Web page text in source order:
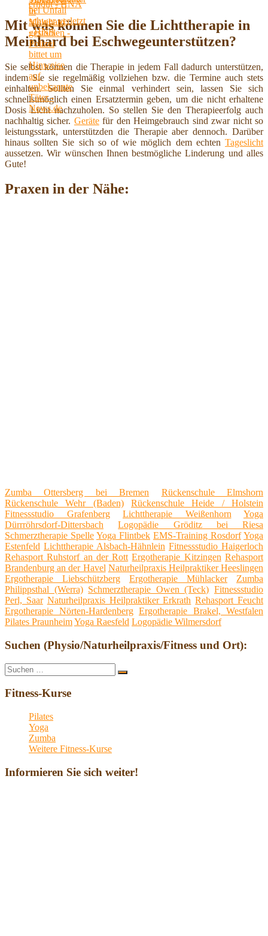
Mit was können Sie die Lichttherapie in
Meinhard bei Eschwegeunterstützen?
Sie selbst können die Therapie in jedem Fall dadurch unterstützen,
indem Sie sie regelmäßig vollziehen bzw. die Termine auch stets
einhalten. Sollten Sie einmal verhindert sein, lassen Sie sich
schnellstmöglich einen Ersatztermin geben, um die nicht erhaltene
Dosis Licht nachzuholen. So stellen Sie den Therapieerfolg auch
nachhaltig sicher. Gerätefür den Heimgebrauch sind zwar nicht so
leistungsstark, unterstützden die Therapie aber dennoch. Darüber
hinaus sollten Sie sich so of wie möglich dem echten Tageslicht
aussetzen. Wir wünschen Ihnen bestmögliche Linderung und alles
Gute!
Praxen in der Nähe:
Zumba Ottersberg bei Bremen
Rückenschule Elmshorn
Rückenschule Wehr (Baden)
Rückenschule Heide / Holstein
Fitnessstudio Grafenberg
Lichttherapie Weißenhorn
Yoga
Dürrröhrsdorf-Dittersbach
Logopädie Gröditz bei Riesa
Schmerztherapie Spelle Yoga Flintbek EMS-Training Rosdorf Yoga
Estenfeld Lichttherapie Alsbach-Hähnlein Fitnessstudio Haigerloch
Rehasport Ruhstorf an der Rott Ergotherapie Kitzingen Rehasport
Brandenburg an der Havel Naturheilpraxis Heilpraktiker Heeslingen
Ergotherapie Liebschützberg
Ergotherapie Mühlacker
Zumba
Philippsthal (Werra) Schmerztherapie Owen (Teck) Fitnessstudio
Perl, Saar Naturheilpraxis Heilpraktiker Erkrath Rehasport Feucht
Ergotherapie Nörten-Hardenberg Ergotherapie Brakel, Westfalen
Pilates PraunheimYoga Raesfeld Logopädie Wilmersdorf
Suchen (Physio/Naturheilpraxis/Fitness und Ort):
Suche
nach:
Suchen
Fitness-Kurse
Pilates
Yoga
Zumba
Weitere Fitness-Kurse
Informieren Sie sich weiter!